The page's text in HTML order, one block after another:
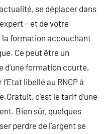
se déplacer dans
– et de votre
formation accouchant
Ce peut être un
d’une formation courte,
libellé au RNCP à
c’est le tarif d’une
Bien sûr, quelques
perdre de l’argent se